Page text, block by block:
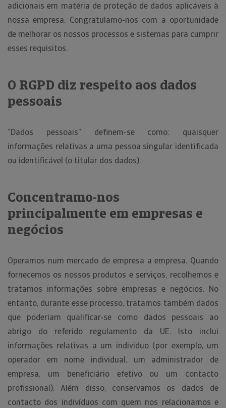
adicionais em matéria de proteção de dados aplicáveis à
nossa empresa. Congratulamo-nos com a oportunidade
de melhorar os nossos processos e sistemas para cumprir
esses requisitos.
O RGPD diz respeito aos dados
pessoais
“Dados pessoais” definem-se como: quaisquer
informações relativas a uma pessoa singular identificada
ou identificável (o titular dos dados).
Concentramo-nos
principalmente em empresas e
negócios
Operamos num mercado de empresa a empresa. Quando
fornecemos os nossos produtos e serviços, recolhemos e
tratamos informações sobre empresas e negócios. No
entanto, durante esse processo, tratamos também dados
que poderiam qualificar-se como dados pessoais ao
abrigo do referido regulamento da UE. Isto inclui
informações relativas a um indivíduo (por exemplo, um
operador em nome individual, um administrador de
empresa, um beneficiário efetivo ou um contacto
profissional). Além disso, conservamos os dados de
contacto dos indivíduos com quem nos relacionamos e